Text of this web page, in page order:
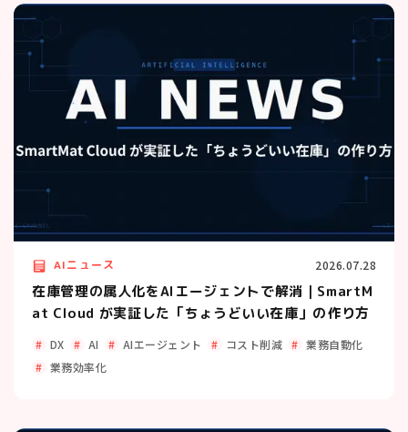
AIニュース 2026.07.28
在庫管理の属人化をAIエージェントで解消｜SmartM
at Cloud が実証した「ちょうどいい在庫」の作り方
DX AI AIエージェント コスト削減
業務自動化
業務効率化